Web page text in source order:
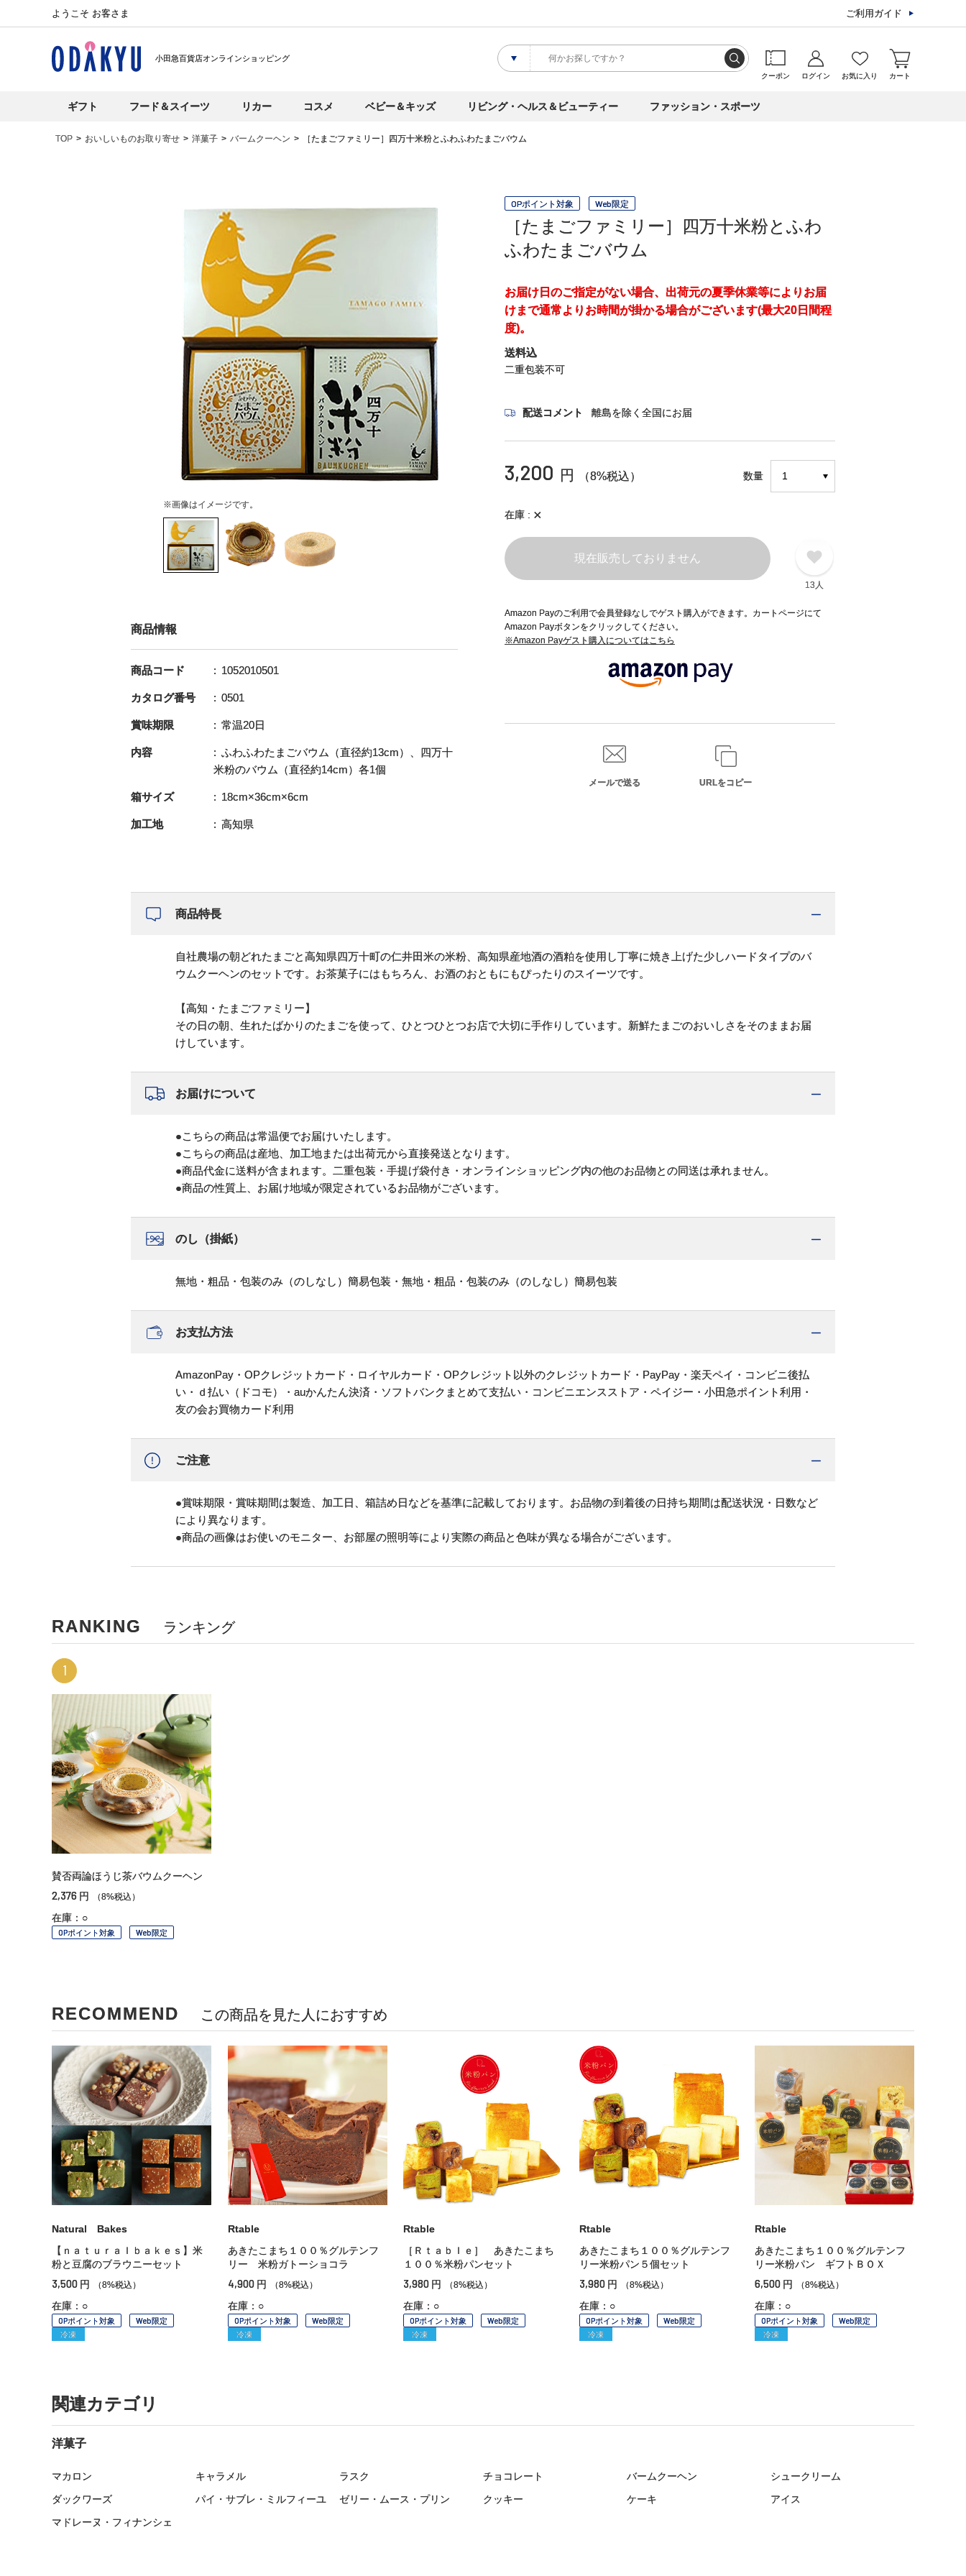
ようこそ お客さま ご利用ガイド
小田急百貨店オンラインショッピング
クーポン ログイン お気に入り カート
ギフト フード＆スイーツ リカー コスメ ベビー＆キッズ リビング・ヘルス＆ビューティー ファッション・スポーツ
TOP おいしいものお取り寄せ 洋菓子 バームクーヘン ［たまごファミリー］四万十米粉とふわふわたまごバウム
※画像はイメージです。
OPポイント対象 Web限定
［たまごファミリー］四万十米粉とふわ
ふわたまごバウム
お届け日のご指定がない場合、出荷元の夏季休業等によりお届
けまで通常よりお時間が掛かる場合がございます(最大20日間程
度)。
送料込
二重包装不可
配送コメント 離島を除く全国にお届
3,200 円 （8%税込） 数量
在庫 ×
現在販売しておりません
13人
Amazon Payのご利用で会員登録なしでゲスト購入ができます。カートページにて
Amazon Payボタンをクリックしてください。
※Amazon Payゲスト購入についてはこちら
メールで送る URLをコピー
商品情報
商品コード 1052010501
カタログ番号 0501
賞味期限 常温20日
内容
ふわふわたまごバウム（直径約13cm）、四万十
米粉のバウム（直径約14cm）各1個
箱サイズ 18cm×36cm×6cm
加工地 高知県
商品特長
自社農場の朝どれたまごと高知県四万十町の仁井田米の米粉、高知県産地酒の酒粕を使用し丁寧に焼き上げた少しハードタイプのバ
ウムクーヘンのセットです。お茶菓子にはもちろん、お酒のおともにもぴったりのスイーツです。
【高知・たまごファミリー】
その日の朝、生れたばかりのたまごを使って、ひとつひとつお店で大切に手作りしています。新鮮たまごのおいしさをそのままお届
けしています。
お届けについて
●こちらの商品は常温便でお届けいたします。
●こちらの商品は産地、加工地または出荷元から直接発送となります。
●商品代金に送料が含まれます。二重包装・手提げ袋付き・オンラインショッピング内の他のお品物との同送は承れません。
●商品の性質上、お届け地域が限定されているお品物がございます。
のし（掛紙）
無地・粗品・包装のみ（のしなし）簡易包装・無地・粗品・包装のみ（のしなし）簡易包装
お支払方法
AmazonPay・OPクレジットカード・ロイヤルカード・OPクレジット以外のクレジットカード・PayPay・楽天ペイ・コンビニ後払
い・ｄ払い（ドコモ）・auかんたん決済・ソフトバンクまとめて支払い・コンビニエンスストア・ペイジー・小田急ポイント利用・
友の会お買物カード利用
ご注意
●賞味期限・賞味期間は製造、加工日、箱詰め日などを基準に記載しております。お品物の到着後の日持ち期間は配送状況・日数など
により異なります。
●商品の画像はお使いのモニター、お部屋の照明等により実際の商品と色味が異なる場合がございます。
RANKING ランキング
1
賛否両論ほうじ茶バウムクーヘン
2,376 円 （8%税込）
在庫：○
OPポイント対象 Web限定
RECOMMEND この商品を見た人におすすめ
Natural Bakes
【ｎａｔｕｒａｌｂａｋｅｓ】米
粉と豆腐のブラウニーセット
3,500 円 （8%税込）
在庫：○
OPポイント対象
Web限定
冷凍
Rtable
あきたこまち１００％グルテンフ
リー 米粉ガトーショコラ
4,900 円 （8%税込）
在庫：○
OPポイント対象
Web限定
冷凍
Rtable
［Ｒｔａｂｌｅ］ あきたこまち
１００％米粉パンセット
3,980 円 （8%税込）
在庫：○
OPポイント対象
Web限定
冷凍
Rtable
あきたこまち１００％グルテンフ
リー米粉パン５個セット
3,980 円 （8%税込）
在庫：○
OPポイント対象
Web限定
冷凍
Rtable
あきたこまち１００％グルテンフ
リー米粉パン ギフトＢＯＸ
6,500 円 （8%税込）
在庫：○
OPポイント対象
Web限定
冷凍
関連カテゴリ
洋菓子
マカロン キャラメル ラスク チョコレート バームクーヘン
シュークリーム
ダックワーズ
パイ・サブレ・ミルフィーユ ゼリー・ムース・プリン クッキー ケーキ
アイス
マドレーヌ・フィナンシェ